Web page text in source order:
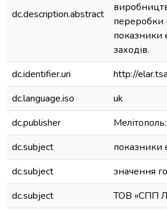
dc.description.abstract
переробки
показники
заходів.
dc.identifier.uri
http://
dc.language.iso
uk
dc.publisher
dc.subject
показники
dc.subject
значення
dc.subject
ТОВ «СПП